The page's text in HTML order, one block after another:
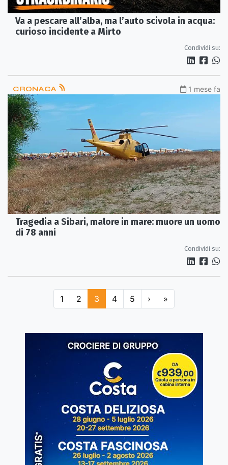
Va a pescare all’alba, ma l’auto scivola in acqua:
curioso incidente a Mirto
Condividi su:
CRONACA 1 mese fa
Tragedia a Sibari, malore in mare: muore un uomo
di 78 anni
Condividi su:
1 2 3 4 5 › »